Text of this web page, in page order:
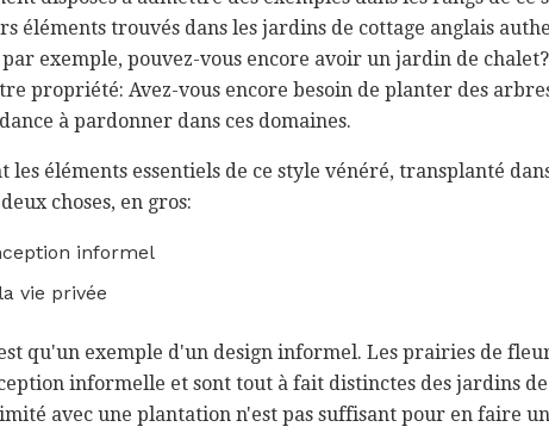
éléments trouvés dans les jardins de cottage anglais
exemple, pouvez-vous encore avoir un jardin de
propriété: Avez-vous encore besoin de planter des
à pardonner dans ces domaines.
les éléments essentiels de ce style vénéré, transplanté
choses, en gros:
informel
vie privée
qu'un exemple d'un design informel. Les prairies de
informelle et sont tout à fait distinctes des jardins
avec une plantation n'est pas suffisant pour en faire